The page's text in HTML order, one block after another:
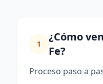
1
¿Cómo
Fe?
Proceso paso a